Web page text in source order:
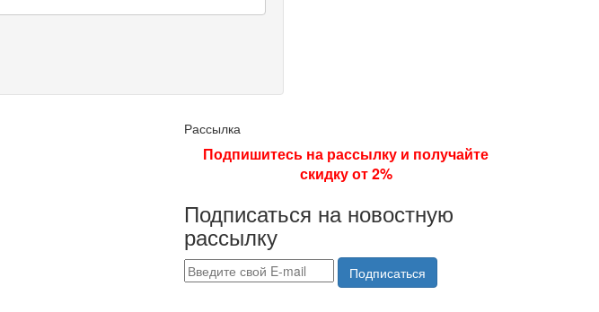
Рассылка
Подпишитесь на рассылку и получайте
скидку от 2%
Подписаться на новостную
рассылку
Подписаться